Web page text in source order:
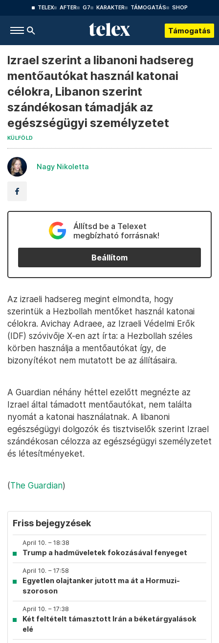
TELEX AFTER G7 KARAKTER TÁMOGATÁS SHOP
Támogatás
Izrael szerint a libanoni hadsereg
mentőautókat használ katonai
célokra, Libanon szerint
szándékosan támadják az
egészségügyi személyzetet
KÜLFÖLD
Nagy Nikoletta
Állítsd be a Telexet
megbízható forrásnak!
Beállítom
Az izraeli hadsereg megint elmondta, hogy
szerintük a Hezbollah mentőket használ katonai
célokra. Avichay Adraee, az Izraeli Védelmi Erők
(IDF) szóvivője X-en azt írta: a Hezbollah széles
körben használja a mentőautókat így, de
bizonyítékot nem mutatott be az állításaira.
A Guardian néhány héttel ezelőtt megnézte az
Izrael által támadott mentőautókat, nem találta
nyomát a katonai használatnak. A libanoni
egészségügyi dolgozók és tisztviselők szerint Izrael
szándékosan célozza az egészségügyi személyzetet
és létesítményeket.
(The Guardian)
Friss bejegyzések
April 10. – 18:38
Trump a hadműveletek fokozásával fenyeget
April 10. – 17:58
Egyetlen olajtanker jutott ma át a Hormuzi-
szoroson
April 10. – 17:38
Két feltételt támasztott Irán a béketárgyalások
elé